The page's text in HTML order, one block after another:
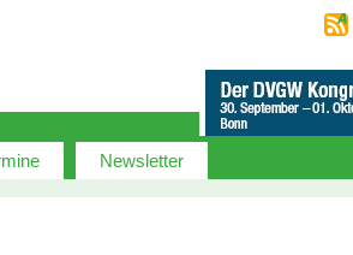
Newsletter